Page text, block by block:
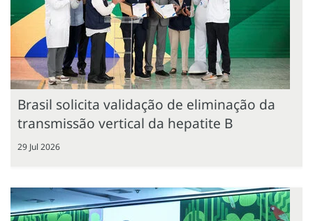
Brasil solicita validação de eliminação da
transmissão vertical da hepatite B
29 Jul 2026